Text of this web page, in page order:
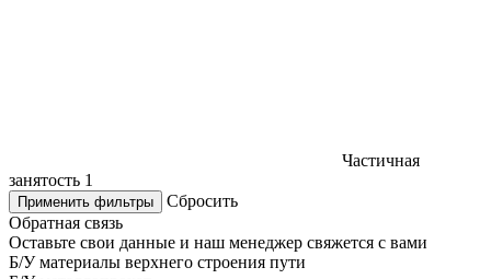
Частичная
занятость 1
Применить фильтры
Сбросить
Обратная связь
Оставьте свои данные и наш менеджер свяжется с вами
Б/У материалы верхнего строения пути